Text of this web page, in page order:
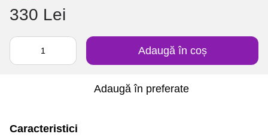
330 Lei
Adaugă în coș
Adaugă în preferate
Caracteristici